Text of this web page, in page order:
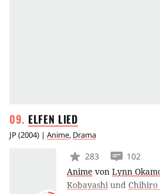
ELFEN LIED
JP(2004) | Anime, Drama
283
102
Anime von Lynn
Kobayashiund Chihiro